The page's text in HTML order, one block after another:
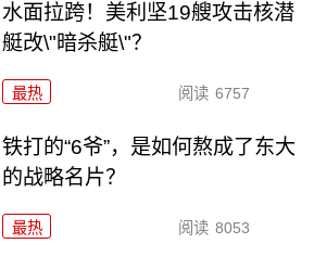
水面拉跨！美利坚19艘攻击核潜
艇改\"暗杀艇\"？
最热 阅读 6757
铁打的“6爷”，是如何熬成了东大
的战略名片？
最热 阅读 8053